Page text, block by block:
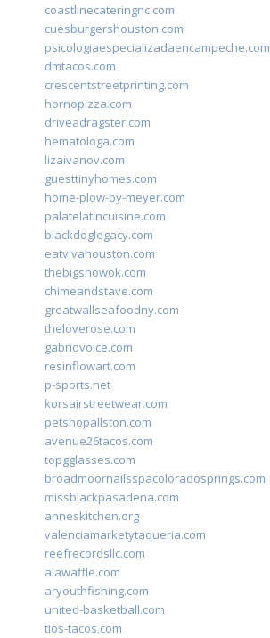
coastlinecateringnc.com
cuesburgershouston.com
psicologiaespecializadaencampeche.com
dmtacos.com
crescentstreetprinting.com
hornopizza.com
driveadragster.com
hematologa.com
lizaivanov.com
guesttinyhomes.com
home-plow-by-meyer.com
palatelatincuisine.com
blackdoglegacy.com
eatvivahouston.com
thebigshowok.com
chimeandstave.com
greatwallseafoodny.com
theloverose.com
gabriovoice.com
resinflowart.com
p-sports.net
korsairstreetwear.com
petshopallston.com
avenue26tacos.com
topgglasses.com
broadmoornailsspacoloradosprings.com
missblackpasadena.com
anneskitchen.org
valenciamarketytaqueria.com
reefrecordsllc.com
alawaffle.com
aryouthfishing.com
united-basketball.com
tios-tacos.com